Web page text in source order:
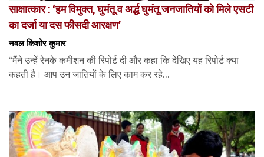
साक्षात्कार : ‘हम विमुक्त, घुमंतू व अर्द्ध घुमंतू जनजातियों को मिले एसटी
का दर्जा या दस फीसदी आरक्षण’
नवल किशोर कुमार
“मैंने उन्हें रेनके कमीशन की रिपोर्ट दी और कहा कि देखिए यह रिपोर्ट क्या
कहती है। आप उन जातियों के लिए काम कर रहे...